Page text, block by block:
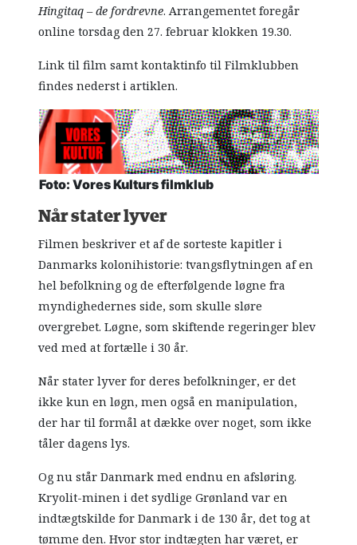
Hingitaq – de fordrevne. Arrangementet foregår
online torsdag den 27. februar klokken 19.30.
Link til film samt kontaktinfo til Filmklubben
findes nederst i artiklen.
Foto: Vores Kulturs filmklub
Når stater lyver
Filmen beskriver et af de sorteste kapitler i
Danmarks kolonihistorie: tvangsflytningen af en
hel befolkning og de efterfølgende løgne fra
myndighedernes side, som skulle sløre
overgrebet. Løgne, som skiftende regeringer blev
ved med at fortælle i 30 år.
Når stater lyver for deres befolkninger, er det
ikke kun en løgn, men også en manipulation,
der har til formål at dække over noget, som ikke
tåler dagens lys.
Og nu står Danmark med endnu en afsløring.
Kryolit-minen i det sydlige Grønland var en
indtægtskilde for Danmark i de 130 år, det tog at
tømme den. Hvor stor indtægten har været, er